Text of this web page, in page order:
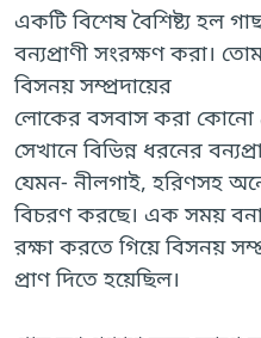
একটি বিশেষ বৈশিষ্ট্য হল
বন্যপ্রাণী সংরক্ষণ করা।
বিসনয় সম্প্রদায়ের
লোকের বসবাস করা কোনো
সেখানে বিভিন্ন ধরনের
যেমন- নীলগাই, হরিণসহ
বিচরণ করছে। এক সময়
রক্ষা করতে গিয়ে বিসনয়
প্রাণ দিতে হয়েছিল।